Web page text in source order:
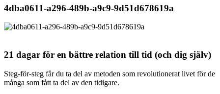
4dba0611-a296-489b-a9c9-9d51d678619a
21 dagar för en bättre relation till tid (och dig själv)
Steg-för-steg får du ta del av metoden som revolutionerat livet för de
många som fått ta del av den tidigare.